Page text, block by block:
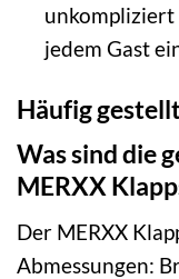
jedem Gast
Häufig
Was sind die
MERXX
Der MERXX
Abmessungen: